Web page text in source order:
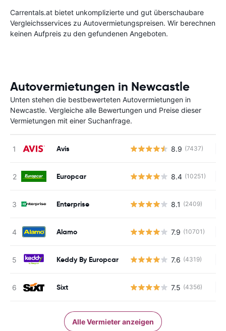
Carrentals.at bietet unkomplizierte und gut überschaubare
Vergleichsservices zu Autovermietungspreisen. Wir berechnen
keinen Aufpreis zu den gefundenen Angeboten.
Autovermietungen in Newcastle
Unten stehen die bestbewerteten Autovermietungen in
Newcastle. Vergleiche alle Bewertungen und Preise dieser
Vermietungen mit einer Suchanfrage.
Avis 8.9 (7437)
Europcar 8.4 (10251)
Enterprise 8.1 (2409)
Alamo 7.9 (10701)
Keddy By Europcar 7.6 (4319)
Sixt 7.5 (4356)
Alle Vermieter anzeigen